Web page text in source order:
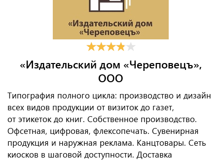
«Издательский дом «Череповецъ»,
ООО
Типография полного цикла: производство и дизайн
всех видов продукции от визиток до газет,
от этикеток до книг. Собственное производство.
Офсетная, цифровая, флексопечать. Сувенирная
продукция и наружная реклама. Канцтовары. Сеть
киосков в шаговой доступности. Доставка